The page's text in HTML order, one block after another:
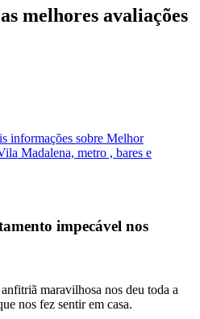
melhores avaliações
informações sobre Melhor
Madalena, metro , bares e
impecável nos
maravilhosa nos deu toda a
nos fez sentir em casa.